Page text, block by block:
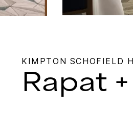
KIMPTON SCHOFIELD
Rapat